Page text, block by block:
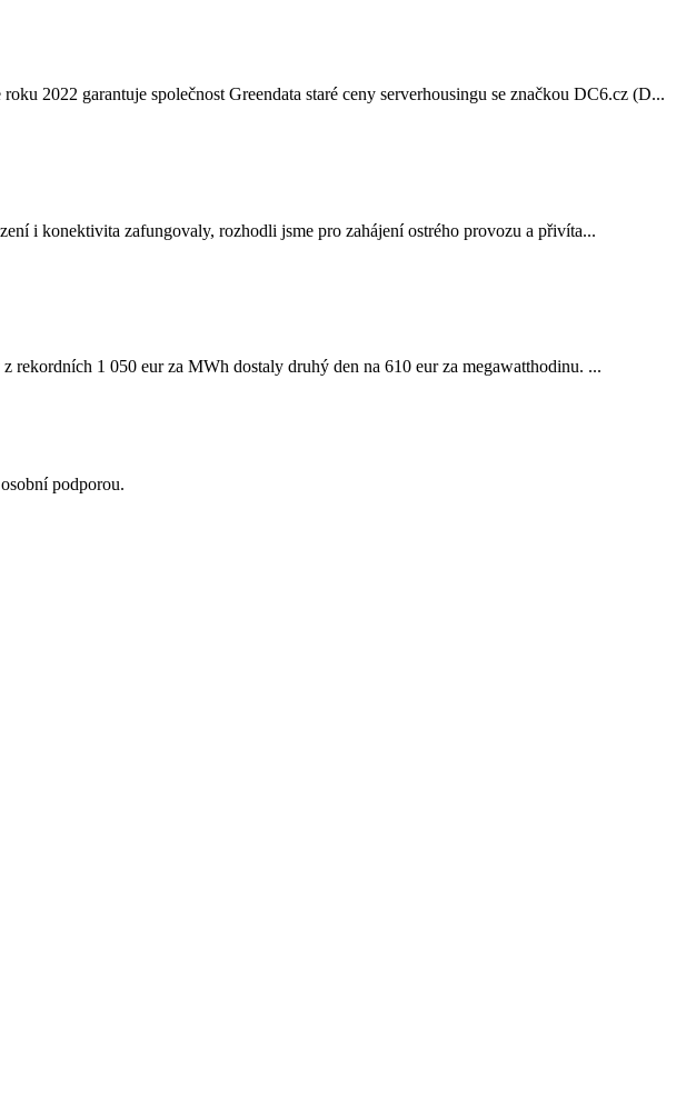
2022 garantuje společnost Greendata staré ceny serverhousingu se značkou DC6.cz (D...
i konektivita zafungovaly, rozhodli jsme pro zahájení ostrého provozu a přivíta...
rekordních 1 050 eur za MWh dostaly druhý den na 610 eur za megawatthodinu. ...
podporou.